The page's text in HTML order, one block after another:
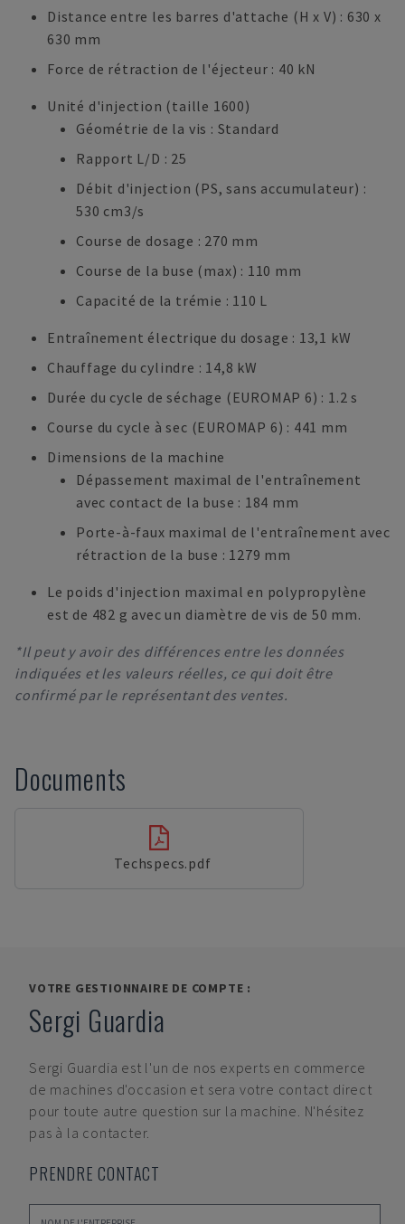
Distance entre les barres d'attache (H x V) : 630 x
630 mm
Force de rétraction de l'éjecteur : 40 kN
Unité d'injection (taille 1600)
Géométrie de la vis : Standard
Rapport L/D : 25
Débit d'injection (PS, sans accumulateur) :
530 cm3/s
Course de dosage : 270 mm
Course de la buse (max) : 110 mm
Capacité de la trémie : 110 L
Entraînement électrique du dosage : 13,1 kW
Chauffage du cylindre : 14,8 kW
Durée du cycle de séchage (EUROMAP 6) : 1.2 s
Course du cycle à sec (EUROMAP 6) : 441 mm
Dimensions de la machine
Dépassement maximal de l'entraînement
avec contact de la buse : 184 mm
Porte-à-faux maximal de l'entraînement avec
rétraction de la buse : 1279 mm
Le poids d'injection maximal en polypropylène
est de 482 g avec un diamètre de vis de 50 mm.
*Il peut y avoir des différences entre les données
indiquées et les valeurs réelles, ce qui doit être
confirmé par le représentant des ventes.
Documents
Techspecs.pdf
VOTRE GESTIONNAIRE DE COMPTE :
Sergi Guardia
Sergi Guardia est l'un de nos experts en commerce
de machines d'occasion et sera votre contact direct
pour toute autre question sur la machine. N'hésitez
pas à la contacter.
PRENDRE CONTACT